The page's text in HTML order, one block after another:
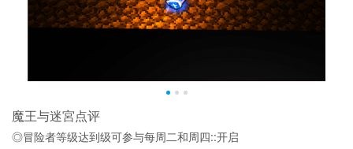
魔王与迷宮点评
◎冒险者等级达到级可参与每周二和周四::开启